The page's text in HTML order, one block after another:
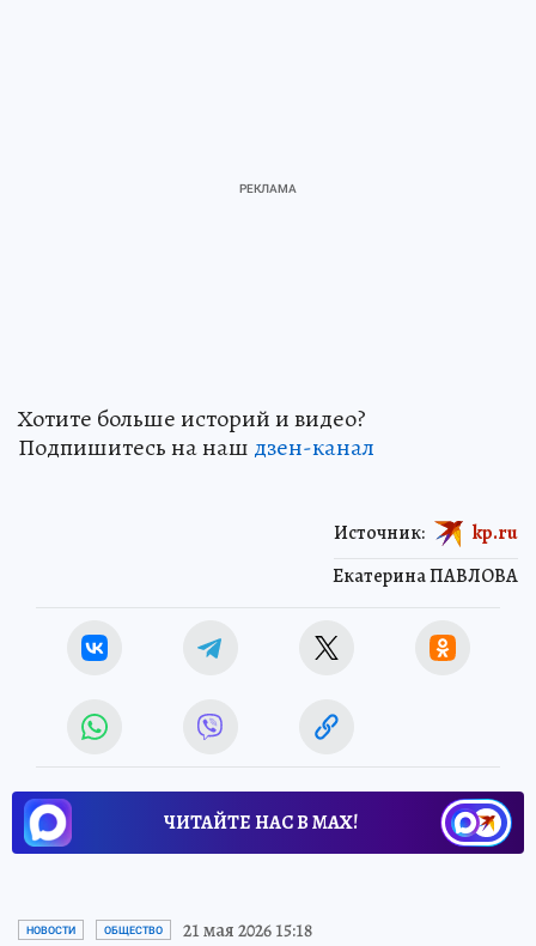
Хотите больше историй и видео?
Подпишитесь на наш дзен-канал
Екатерина ПАВЛОВА
Источник: kp.ru
ЧИТАЙТЕ НАС В МАХ!
НОВОСТИ ОБЩЕСТВО 21 мая 2026 15:18